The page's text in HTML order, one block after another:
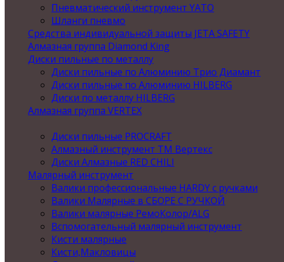
Пневматический инструмент YATO
Шланги пневмо
Средства индивидуальной защиты JETA SAFETY
Алмазная группа Diamond King
Диски пильные по металлу
Диски пильные по Алюминию Трио Диамант
Диски пильные по Алюминию HILBERG
Диски по металлу HILBERG
Алмазная группа VERTEX
Диски пильные PROCRAFT
Алмазный инструмент ТМ Вертекс
Диски Алмазные RED CHILI
Малярный инструмент
Валики профессиональные HARDY с ручками
Валики Малярные в СБОРЕ С РУЧКОЙ
Валики малярные РемоКолор/ALG
Вспомогательный малярный инструмент
Кисти малярные
Кисти,Макловицы